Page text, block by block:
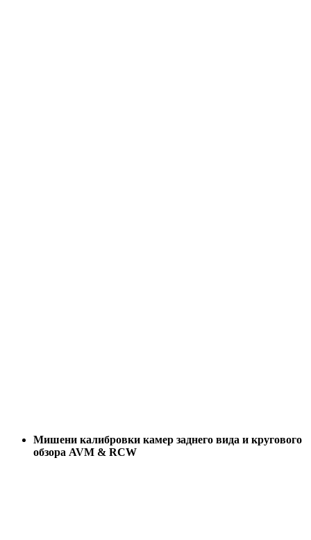
Мишени калибровки камер заднего вида и кругового
обзора AVM & RCW